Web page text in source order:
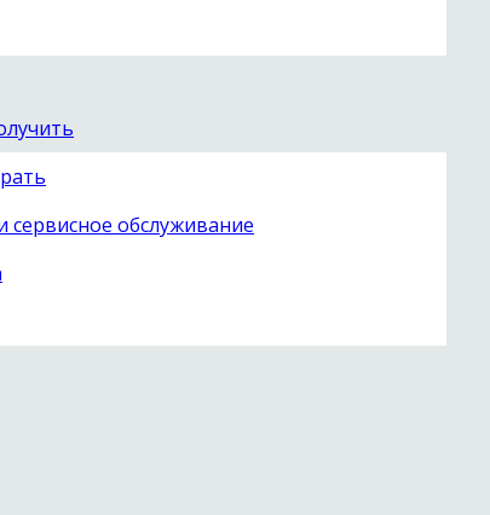
сервисное обслуживание